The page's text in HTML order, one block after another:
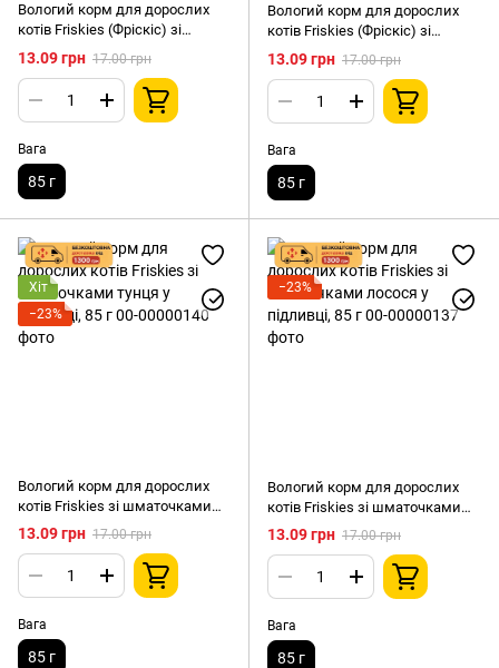
Вологий корм для дорослих
котів Friskies (Фріскіс) зі
шматочками качки у підливці,
85 г (пауч)
13.09 грн 17.00 грн
Вага
85 г
Вологий корм для дорослих
котів Friskies (Фріскіс) зі
шматочками курки у підливці,
85 г (пауч)
13.09 грн 17.00 грн
Вага
85 г
Хіт
−23%
Вологий корм для дорослих
котів Friskies зі шматочками
тунця у підливці, 85 г
13.09 грн 17.00 грн
Вага
85 г
−23%
Вологий корм для дорослих
котів Friskies зі шматочками
лосося у підливці, 85 г
13.09 грн 17.00 грн
Вага
85 г